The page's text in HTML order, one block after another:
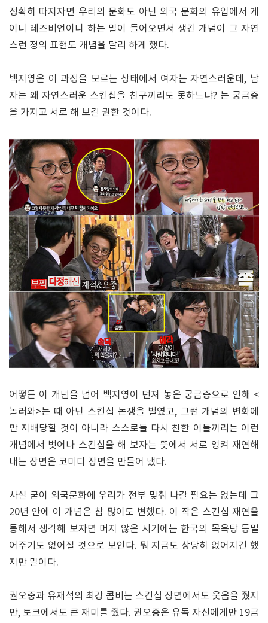
정확히 따지자면 우리의 문화도 아닌 외국 문화의 유입에서 게
이니 레즈비언이니 하는 말이 들어오면서 생긴 개념이 그 자연
스런 정의 표현도 개념을 달리 하게 했다.
백지영은 이 과정을 모르는 상태에서 여자는 자연스러운데, 남
자는 왜 자연스러운 스킨십을 친구끼리도 못하느냐? 는 궁금증
을 가지고 서로 해 보길 권한 것이다.
어떻든 이 개념을 넘어 백지영이 던져 놓은 궁금증으로 인해 <
놀러와>는 때 아닌 스킨십 논쟁을 벌였고, 그런 개념의 변화에
만 지배당할 것이 아니라 스스로들 다시 친한 이들끼리는 이런
개념에서 벗어나 스킨십을 해 보자는 뜻에서 서로 엉켜 재연해
내는 장면은 코미디 장면을 만들어 냈다.
사실 굳이 외국문화에 우리가 전부 맞춰 나갈 필요는 없는데 그
20년 안에 이 개념은 참 많이도 변했다. 이 작은 스킨십 재연을
통해서 생각해 보자면 머지 않은 시기에는 한국의 목욕탕 등밀
어주기도 없어질 것으로 보인다. 뭐 지금도 상당히 없어지긴 했
지만 말이다.
권오중과 유재석의 최강 콤비는 스킨십 장면에서도 웃음을 줬지
만, 토크에서도 큰 재미를 줬다. 권오중은 유독 자신에게만 19금